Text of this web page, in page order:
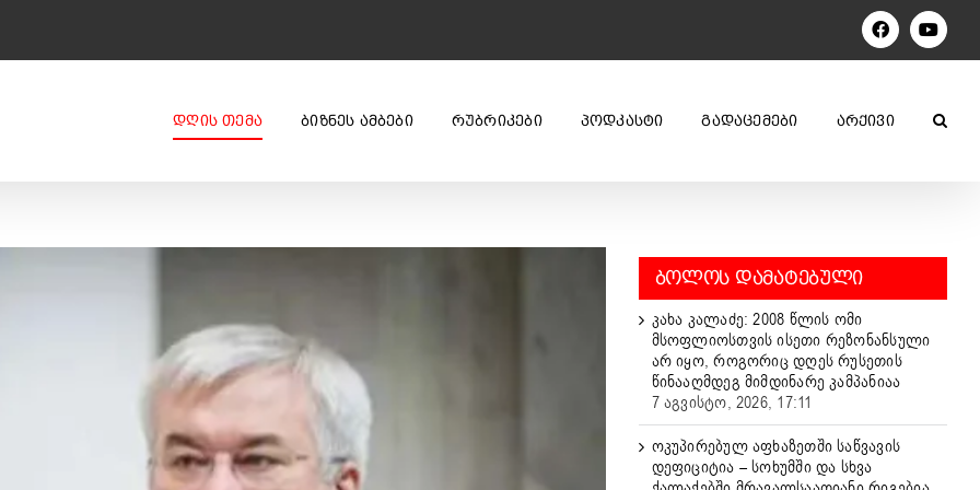
Facebook
ᲓᲦᲘᲡ ᲗᲔᲛᲐ ᲑᲘᲖᲜᲔᲡ ᲐᲛᲑᲔᲑᲘ ᲠᲣᲑᲠᲘᲙᲔᲑᲘ ᲞᲝᲓᲙᲐᲡᲢᲘ ᲒᲐᲓᲐᲪᲔᲛᲔᲑᲘ ᲐᲠᲥᲘᲕᲘ
ᲑᲝᲚᲝᲡ ᲓᲐᲛᲐᲢᲔᲑᲣᲚᲘ
კახა კალაძე: 2008 წლის ომი
მსოფლიოსთვის ისეთი რეზონანსული
არ იყო, როგორიც დღეს რუსეთის
წინააღმდეგ მიმდინარე კამპანიაა
7 აგვისტო, 2026, 17:11
ოკუპირებულ აფხაზეთში საწვავის
დეფიციტია – სოხუმში და სხვა